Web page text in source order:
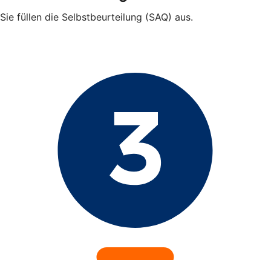
Sie füllen die Selbstbeurteilung (SAQ) aus.